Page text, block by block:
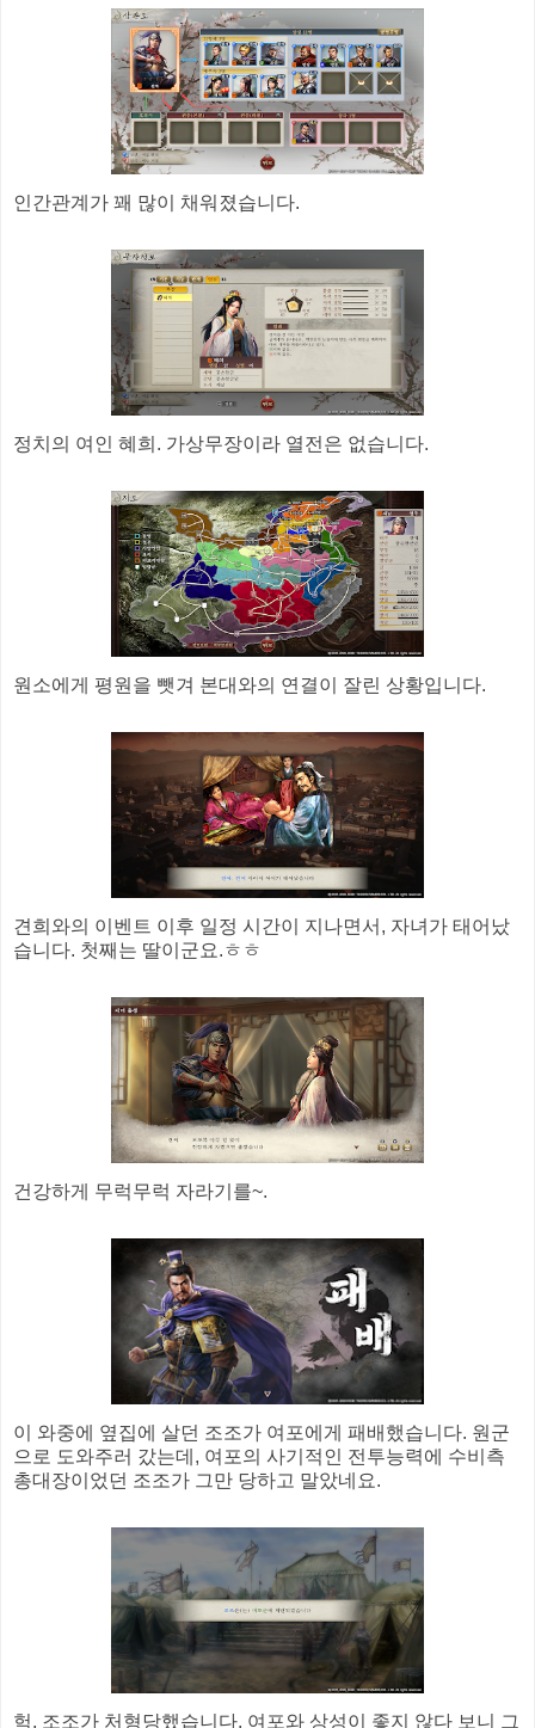
인간관계가 꽤 많이 채워졌습니다.
정치의 여인 혜희. 가상무장이라 열전은 없습니다.
원소에게 평원을 뺏겨 본대와의 연결이 잘린 상황입니다.
견희와의 이벤트 이후 일정 시간이 지나면서, 자녀가 태어났
습니다. 첫째는 딸이군요.ㅎㅎ
건강하게 무럭무럭 자라기를~.
이 와중에 옆집에 살던 조조가 여포에게 패배했습니다. 원군
으로 도와주러 갔는데, 여포의 사기적인 전투능력에 수비측
총대장이었던 조조가 그만 당하고 말았네요.
헉, 조조가 처형당했습니다. 여포와 상성이 좋지 않다 보니 그